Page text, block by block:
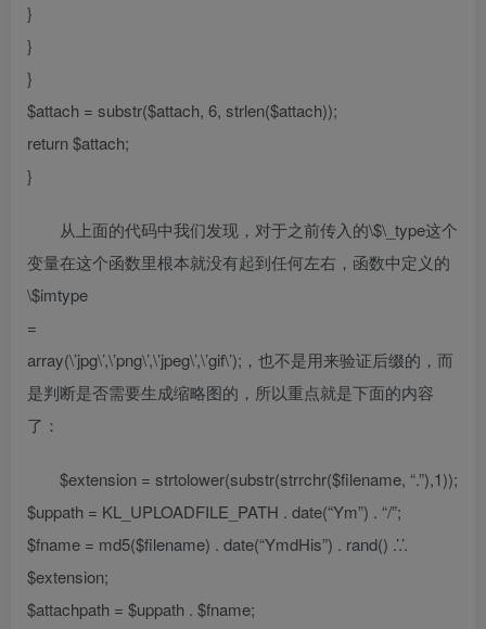
}
}
}
$attach = substr($attach, 6, strlen($attach));
return $attach;
}
从上面的代码中我们发现，对于之前传入的\$\_type这个
变量在这个函数里根本就没有起到任何左右，函数中定义的
\$imtype
=
array(\’jpg\’,\’png\’,\’jpeg\’,\’gif\’);，也不是用来验证后缀的，而
是判断是否需要生成缩略图的，所以重点就是下面的内容
了：
$extension = strtolower(substr(strrchr($filename, “.”),1));
$uppath = KL_UPLOADFILE_PATH . date(“Ym”) . “/”;
$fname = md5($filename) . date(“YmdHis”) . rand() .’.’.
$extension;
$attachpath = $uppath . $fname;